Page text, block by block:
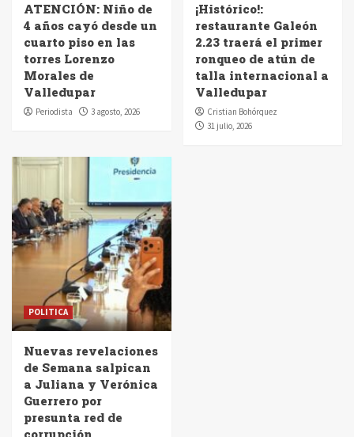
ATENCIÓN: Niño de
4 años cayó desde un
cuarto piso en las
torres Lorenzo
Morales de
Valledupar
Periodista 3 agosto, 2026
¡Histórico!:
restaurante Galeón
2.23 traerá el primer
ronqueo de atún de
talla internacional a
Valledupar
Cristian Bohórquez
31 julio, 2026
POLITICA
Nuevas revelaciones
de Semana salpican
a Juliana y Verónica
Guerrero por
presunta red de